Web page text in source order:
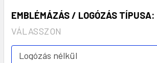
EMBLÉMÁZÁS / LOGÓZÁS TÍPUSA:
VÁLASSZON